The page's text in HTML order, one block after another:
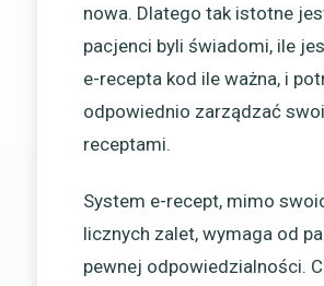
nowa. Dlatego tak istotne
pacjenci byli świadomi, ile
e-recepta kod ile ważna, i
odpowiednio zarządzać
receptami.
System e-recept, mimo
licznych zalet, wymaga od
pewnej odpowiedzialności.